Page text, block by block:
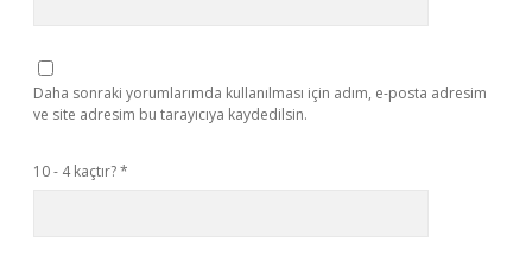
Daha sonraki yorumlarımda kullanılması için adım, e-posta adresim
ve site adresim bu tarayıcıya kaydedilsin.
10 - 4 kaçtır?*